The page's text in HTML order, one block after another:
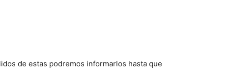
de estas podremos informarlos hasta que